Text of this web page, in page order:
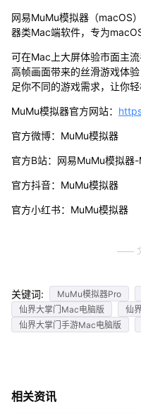
网易MuMu模拟器（macOS
器类Mac端软件，专为
可在Mac上大屏体验市面主
高帧画面带来的丝滑游戏体
足你不同的游戏需求，让你轻
MuMu模拟器官方网站：
官方微博：MuMu模拟器
官方B站：网易MuMu模拟器
官方抖音：MuMu模拟器
官方小红书：MuMu模拟器
关键词: MuMu模拟器Pro
仙界大掌门Mac电脑版
仙
仙界大掌门手游Mac电脑版
相关资讯